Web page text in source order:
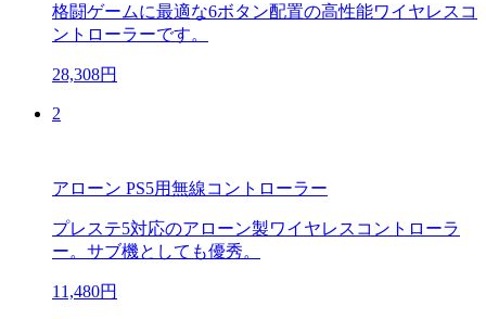
格闘ゲームに最適な6ボタン配置の高性能ワイヤレスコ
ントローラーです。
28,308円
2
アローン PS5用無線コントローラー
プレステ5対応のアローン製ワイヤレスコントローラ
ー。サブ機としても優秀。
11,480円